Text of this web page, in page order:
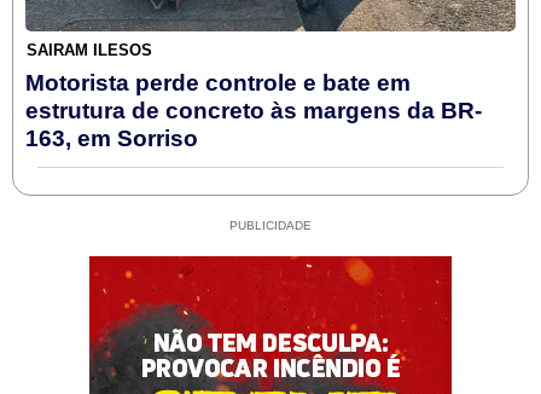
SAIRAM ILESOS
Motorista perde controle e bate em
estrutura de concreto às margens da BR-
163, em Sorriso
PUBLICIDADE